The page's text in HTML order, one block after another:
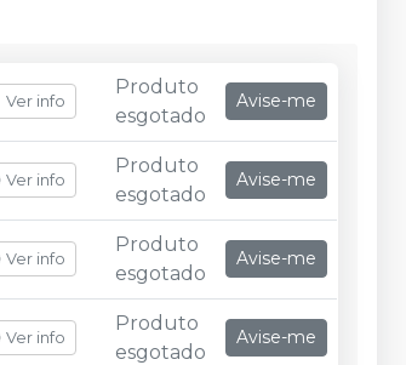
Ver info
Produto
esgotado
Avise-me
Ver info
Produto
esgotado
Avise-me
Ver info
Produto
esgotado
Avise-me
Ver info
Produto
esgotado
Avise-me